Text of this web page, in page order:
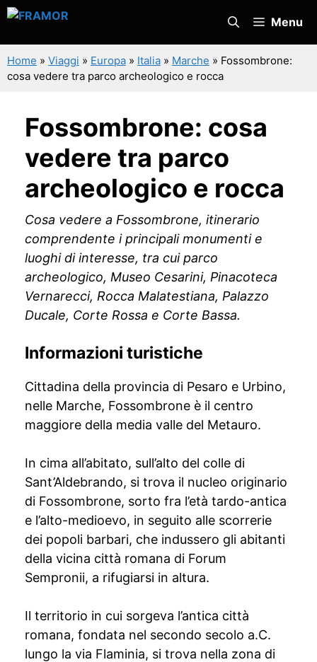
Vai
contenuto
Menu
Home » Viaggi » Europa » Italia » Marche » Fossombrone:
cosa vedere tra parco archeologico e rocca
Fossombrone: cosa
vedere tra parco
archeologico e rocca
Cosa vedere a Fossombrone, itinerario
comprendente i principali monumenti e
luoghi di interesse, tra cui parco
archeologico, Museo Cesarini, Pinacoteca
Vernarecci, Rocca Malatestiana, Palazzo
Ducale, Corte Rossa e Corte Bassa.
Informazioni turistiche
Cittadina della provincia di Pesaro e Urbino,
nelle Marche, Fossombrone è il centro
maggiore della media valle del Metauro.
In cima all’abitato, sull’alto del colle di
Sant’Aldebrando, si trova il nucleo originario
di Fossombrone, sorto fra l’età tardo-antica
e l’alto-medioevo, in seguito alle scorrerie
dei popoli barbari, che indussero gli abitanti
della vicina città romana di Forum
Sempronii, a rifugiarsi in altura.
Il territorio in cui sorgeva l’antica città
romana, fondata nel secondo secolo a.C.
lungo la via Flaminia, si trova nella zona di